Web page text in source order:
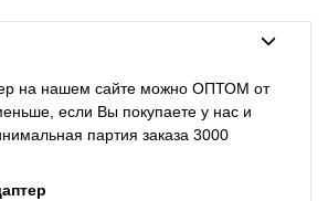
на нашем сайте можно ОПТОМ от
если Вы покупаете у нас и
партия заказа 3000